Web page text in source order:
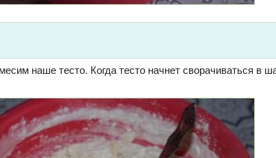
наше тесто. Когда тесто начнет сворачиваться в